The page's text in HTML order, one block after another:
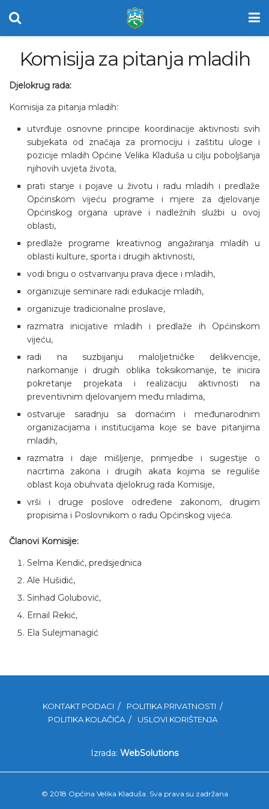
Komisija za pitanja mladih
Djelokrug rada:
Komisija za pitanja mladih:
utvrđuje osnovne principe koordinacije aktivnosti svih
subjekata od značaja za promociju i zaštitu uloge i
pozicije mladih Općine Velika Kladuša u cilju poboljšanja
njihovih uvjeta života,
prati stanje i pojave u životu i radu mladih i predlaže
Općinskom vijeću programe i mjere za djelovanje
Općinskog organa uprave i nadležnih službi u ovoj
oblasti,
predlaže programe kreativnog angažiranja mladih u
oblasti kulture, sporta i drugih aktivnosti,
vodi brigu o ostvarivanju prava djece i mladih,
organizuje seminare radi edukacije mladih,
organizuje tradicionalne proslave,
razmatra inicijative mladih i predlaže ih Općinskom
vijeću,
radi na suzbijanju maloljetničke delikvencije,
narkomanije i drugih oblika toksikomanije, te inicira
pokretanje projekata i realizaciju aktivnosti na
preventivnim djelovanjem među mladima,
ostvaruje saradnju sa domaćim i međunarodnim
organizacijama i institucijama koje se bave pitanjima
mladih,
razmatra i daje mišljenje, primjedbe i sugestije o
nacrtima zakona i drugih akata kojima se reguliše
oblast koja obuhvata djelokrug rada Komisije,
vrši i druge poslove određene zakonom, drugim
propisima i Poslovnikom o radu Općinskog vijeća.
Članovi Komisije:
Selma Kendić, predsjednica
Ale Hušidić,
Sinhad Golubović,
Ernail Rekić,
Ela Sulejmanagić
KONTAKT PODACI
POLITIKA PRIVATNOSTI
POLITIKA KOLAČIĆA
USLOVI KORIŠTENJA
Izrada: WebSolutions
© 2018 Općina Velika Kladuša. Sva prava su zadržana